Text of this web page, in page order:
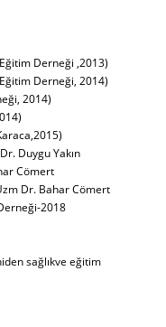
Derneği ,2013)
Derneği, 2014)
2014)
Duygu Yakın
Cömert
Dr. Bahar Cömert
2018
sağlıkve eğitim